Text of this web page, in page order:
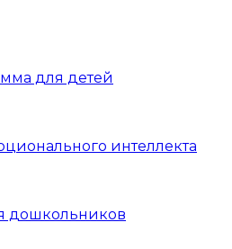
для детей
интеллекта
дошкольников